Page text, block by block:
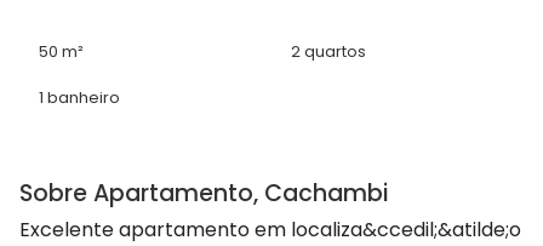
50 m² 2 quartos
1 banheiro
Sobre Apartamento, Cachambi
Excelente apartamento em localiza&ccedil;&atilde;o